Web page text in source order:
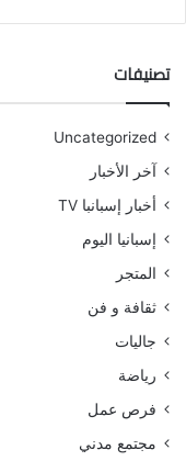
تصنيفات
Uncategorized
آخر الأخبار
أخبار إسبانبا TV
إسبانيا اليوم
المتجر
ثقافة و فن
جاليات
رياضة
فرص عمل
مجتمع مدني